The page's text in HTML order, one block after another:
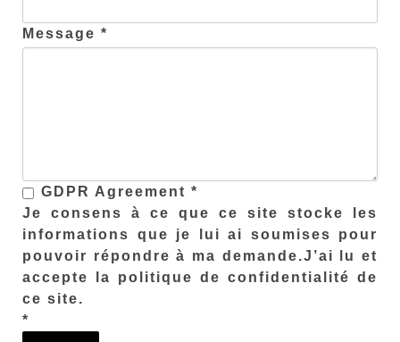
Message *
GDPR Agreement *
Je consens à ce que ce site stocke les
informations que je lui ai soumises pour
pouvoir répondre à ma demande.J’ai lu et
accepte la politique de confidentialité de
ce site.
*